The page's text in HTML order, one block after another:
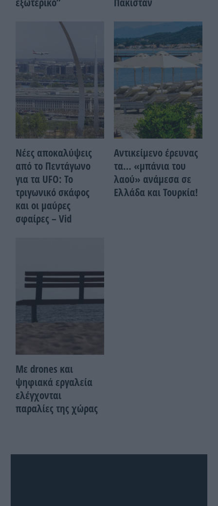
Νέες αποκαλύψεις
από το Πεντάγωνο
για τα UFO: Το
τριγωνικό σκάφος
και οι μαύρες
σφαίρες – Vid
Αντικείμενο έρευνας
τα… «μπάνια του
λαού» ανάμεσα σε
Ελλάδα και Τουρκία!
Με drones και
ψηφιακά εργαλεία
ελέγχονται
παραλίες της χώρας